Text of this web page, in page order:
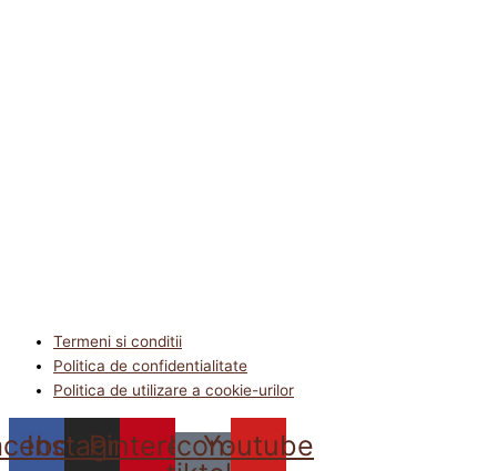
Termeni si conditii
Politica de confidentialitate
Politica de utilizare a cookie-urilor
Instagram
Pinterest
Icon-Youtube